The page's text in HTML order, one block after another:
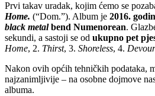
Prvi takav uradak, kojim ćemo se
Home. (“Dom.”). Album je 2016.
black metalbend Numenorean.
sekundi, a sastoji se od ukupno pet
Home, 2. Thirst, 3. Shoreless, 4. Devour
Nakon ovih općih tehničkih podataka,
najzanimljivije – na osobne dojmove
albuma.